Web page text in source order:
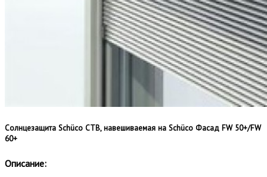
Солнцезащита Schüco CTB, навешиваемая на Schüco Фасад FW 50+/FW
60+
Описание: